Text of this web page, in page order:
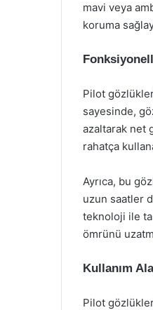
mavi veya
koruma
Pilot
sayesinde,
azaltarak net
rahatça
Ayrıca, bu
uzun saatler
teknoloji ile
ömrünü
Kullanım
Pilot